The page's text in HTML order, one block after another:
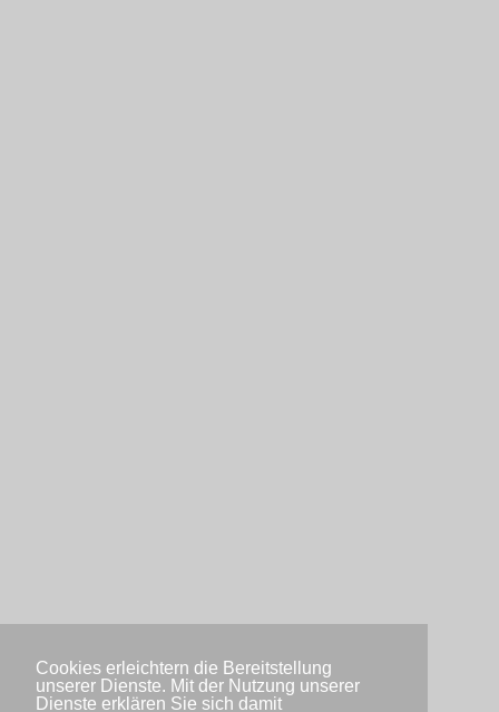
Cookies erleichtern die Bereitstellung
unserer Dienste. Mit der Nutzung unserer
Dienste erklären Sie sich damit